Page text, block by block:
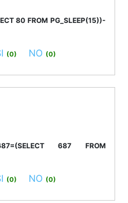
80 FROM PG_SLEEP(15))-
(0) NO (0)
687 FROM
(0) NO (0)